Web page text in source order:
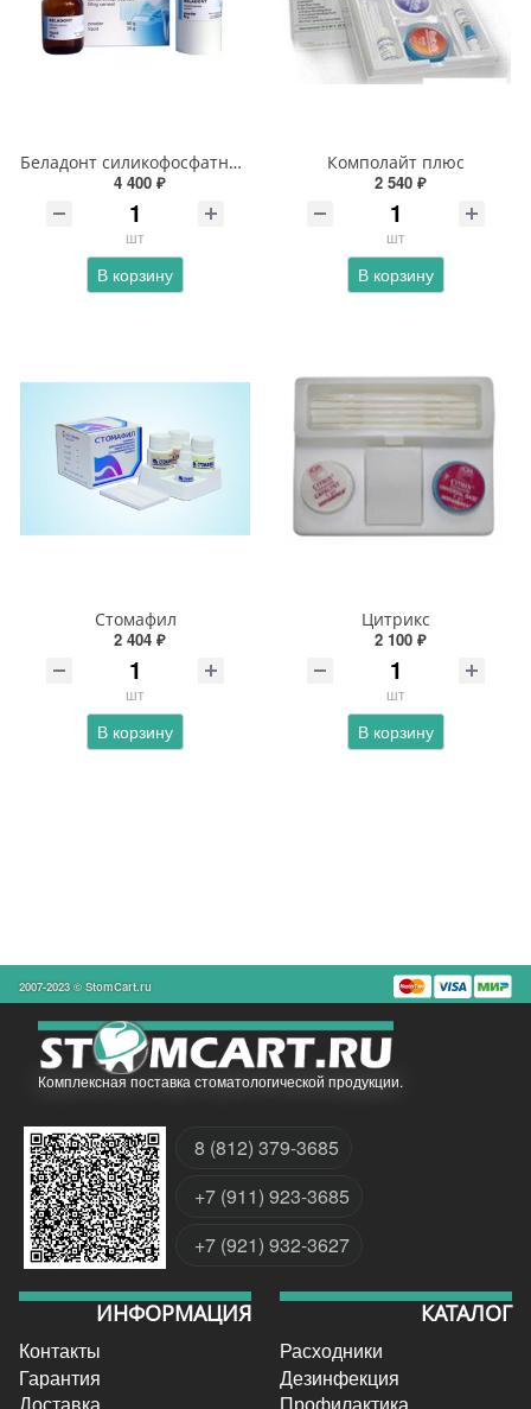
Беладонт силикофосфатный цемент
4 400 ₽
шт
В корзину
Комполайт плюс
2 540 ₽
шт
В корзину
Стомафил
2 404 ₽
шт
В корзину
Цитрикс
2 100 ₽
шт
В корзину
2007-2023 © StomCart.ru
Комплексная поставка стоматологической продукции.
8 (812) 379-3685
+7 (911) 923-3685
+7 (921) 932-3627
ИНФОРМАЦИЯ
Контакты
Гарантия
КАТАЛОГ
Расходники
Дезинфекция